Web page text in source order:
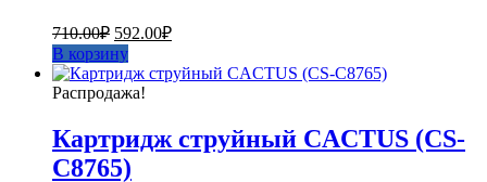
710.00₽ Первоначальная
цена
составляла
710.00₽.
592.00₽Текущая
592.00₽.
В корзину
Распродажа!
Картридж струйный CACTUS (CS-
C8765)